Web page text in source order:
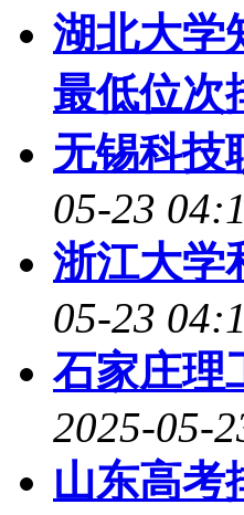
湖北大学
最低位次
无锡科技
05-23
浙江大学
05-23
石家庄理
2025-05-
山东高考